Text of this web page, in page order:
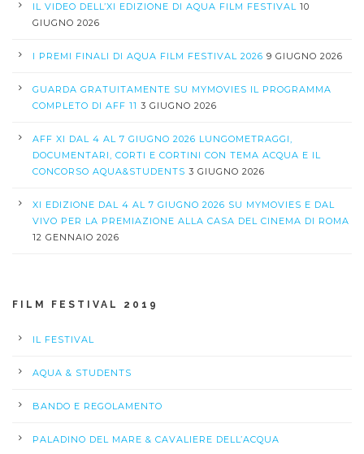
IL VIDEO DELL’XI EDIZIONE DI AQUA FILM FESTIVAL 10
GIUGNO 2026
I PREMI FINALI DI AQUA FILM FESTIVAL 2026 9 GIUGNO 2026
GUARDA GRATUITAMENTE SU MYMOVIES IL PROGRAMMA
COMPLETO DI AFF 11 3 GIUGNO 2026
AFF XI DAL 4 AL 7 GIUGNO 2026 LUNGOMETRAGGI,
DOCUMENTARI, CORTI E CORTINI CON TEMA ACQUA E IL
CONCORSO AQUA&STUDENTS 3 GIUGNO 2026
XI EDIZIONE DAL 4 AL 7 GIUGNO 2026 SU MYMOVIES E DAL
VIVO PER LA PREMIAZIONE ALLA CASA DEL CINEMA DI ROMA
12 GENNAIO 2026
FILM FESTIVAL 2019
IL FESTIVAL
AQUA & STUDENTS
BANDO E REGOLAMENTO
PALADINO DEL MARE & CAVALIERE DELL’ACQUA